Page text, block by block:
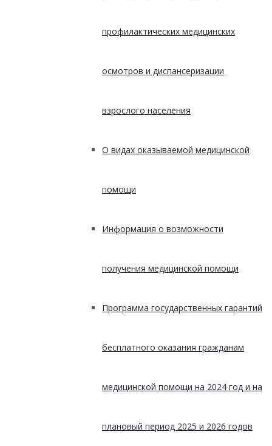
профилактических медицинских
осмотров и диспансеризации
взрослого населения
О видах оказываемой медицинской
помощи
Информация о возможности
получения медицинской помощи
Программа государственных гарантий
бесплатного оказания гражданам
медицинской помощи на 2024 год и на
плановый период 2025 и 2026 годов